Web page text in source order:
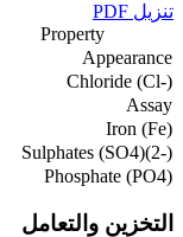
تنزيل PDF
Property
Appearance
Chloride (Cl-)
Assay
Iron (Fe)
Sulphates (SO4)(2-)
Phosphate (PO4)
التخزين والتعامل